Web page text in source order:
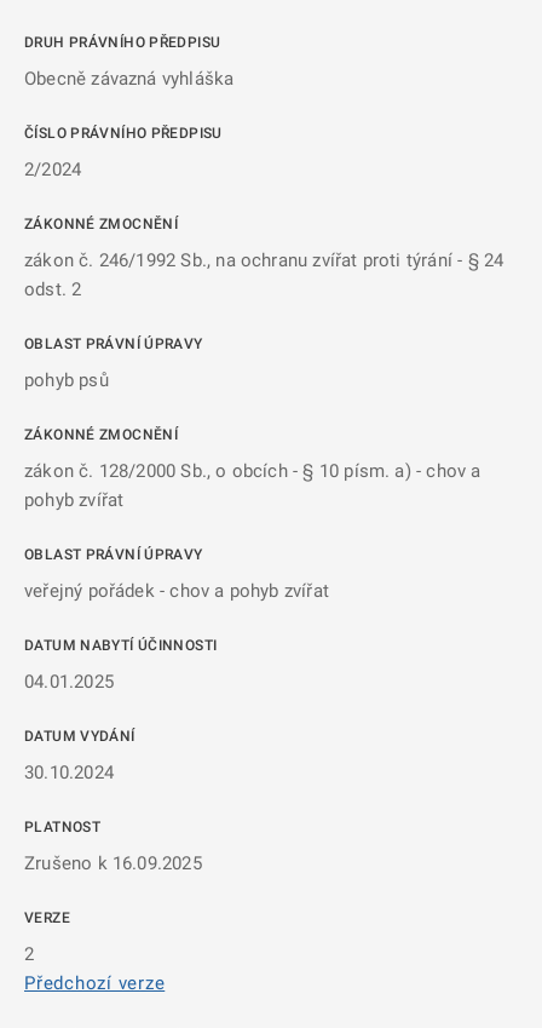
DRUH PRÁVNÍHO PŘEDPISU
Obecně závazná vyhláška
ČÍSLO PRÁVNÍHO PŘEDPISU
2/2024
ZÁKONNÉ ZMOCNĚNÍ
zákon č. 246/1992 Sb., na ochranu zvířat proti týrání - § 24
odst. 2
OBLAST PRÁVNÍ ÚPRAVY
pohyb psů
ZÁKONNÉ ZMOCNĚNÍ
zákon č. 128/2000 Sb., o obcích - § 10 písm. a) - chov a
pohyb zvířat
OBLAST PRÁVNÍ ÚPRAVY
veřejný pořádek - chov a pohyb zvířat
DATUM NABYTÍ ÚČINNOSTI
04.01.2025
DATUM VYDÁNÍ
30.10.2024
PLATNOST
Zrušeno k 16.09.2025
VERZE
2
Předchozí verze